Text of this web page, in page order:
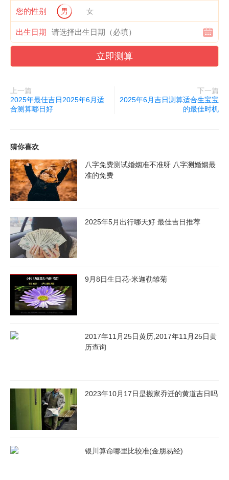
您的性别 男 女
出生日期
立即测算
上一篇
2025年最佳吉日2025年6月适
合测算哪日好
下一篇
2025年6月吉日测算适合生宝宝
的最佳时机
猜你喜欢
八字免费测试婚姻准不准呀 八字测婚姻最
准的免费
2025年5月出行哪天好 最佳吉日推荐
9月8日生日花-米迦勒雏菊
2017年11月25日黄历,2017年11月25日黄
历查询
2023年10月17日是搬家乔迁的黄道吉日吗
银川算命哪里比较准(金朋易经)